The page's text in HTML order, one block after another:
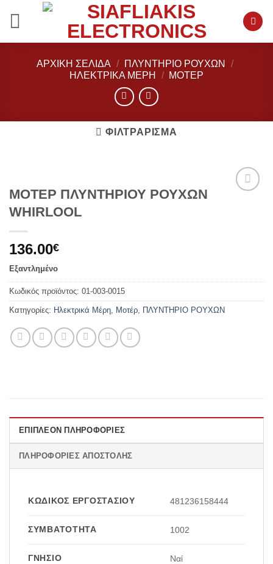
ΑΡΧΙΚΉ ΣΕΛΊΔΑ / ΠΛΥΝΤΗΡΙΟ ΡΟΥΧΩΝ
/
ΗΛΕΚΤΡΙΚΆ ΜΈΡΗ
/ ΜΟΤΈΡ
ΦΙΛΤΡΆΡΙΣΜΑ
ΜΟΤΕΡ ΠΛΥΝΤΗΡΙΟΥ ΡΟΥΧΩΝ
WHIRLOOL
136.00€
Εξαντλημένο
Κωδικός προϊόντος: 01-003-0015
Κατηγορίες: Ηλεκτρικά Μέρη Μοτέρ ΠΛΥΝΤΗΡΙΟ ΡΟΥΧΩΝ
ΕΠΙΠΛΈΟΝ ΠΛΗΡΟΦΟΡΊΕΣ
ΠΛΗΡΟΦΟΡΊΕΣ ΑΠΟΣΤΟΛΉΣ
ΚΩΔΙΚΌΣ ΕΡΓΟΣΤΑΣΊΟΥ 481236158444
ΣΥΜΒΑΤΌΤΗΤΑ 1002
ΓΝΉΣΙΟ Ναί